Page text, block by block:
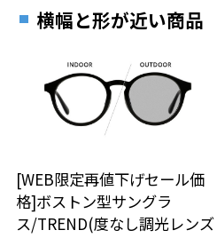
Zoff｜DOD ページをみる
＜度付きサングラスに関する注意事項＞
※サングラスの度付きは追加料金がか
※度付きにした場合、レンズ色、機
※度付きサングラスをお求めの際は
品名：サングラス
レンズの材質：プラスチック(コーテ
レンズ枠の材質：プラスチック(塗装)
横幅と形が近い商品
[WEB限定再値下げセール価
格]ボストン型サングラ
ス/TREND(度なし調光レンズ